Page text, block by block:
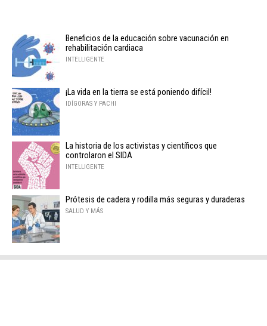
Beneficios de la educación sobre vacunación en
rehabilitación cardiaca
INTELLIGENTE
¡La vida en la tierra se está poniendo difícil!
IDÍGORAS Y PACHI
La historia de los activistas y científicos que
controlaron el SIDA
INTELLIGENTE
Prótesis de cadera y rodilla más seguras y duraderas
SALUD Y MÁS